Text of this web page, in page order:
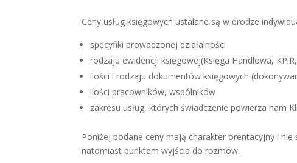
Ceny usług księgowych ustalane są w drodze
specyfiki prowadzonej działalności
rodzaju ewidencji księgowej(Księga Handlowa, KPiR,
ilości i rodzaju dokumentów księgowych
ilości pracowników, wspólników
zakresu usług, których świadczenie powierza nam
Poniżej podane ceny mają charakter orentacyjny i
natomiast punktem wyjścia do rozmów.